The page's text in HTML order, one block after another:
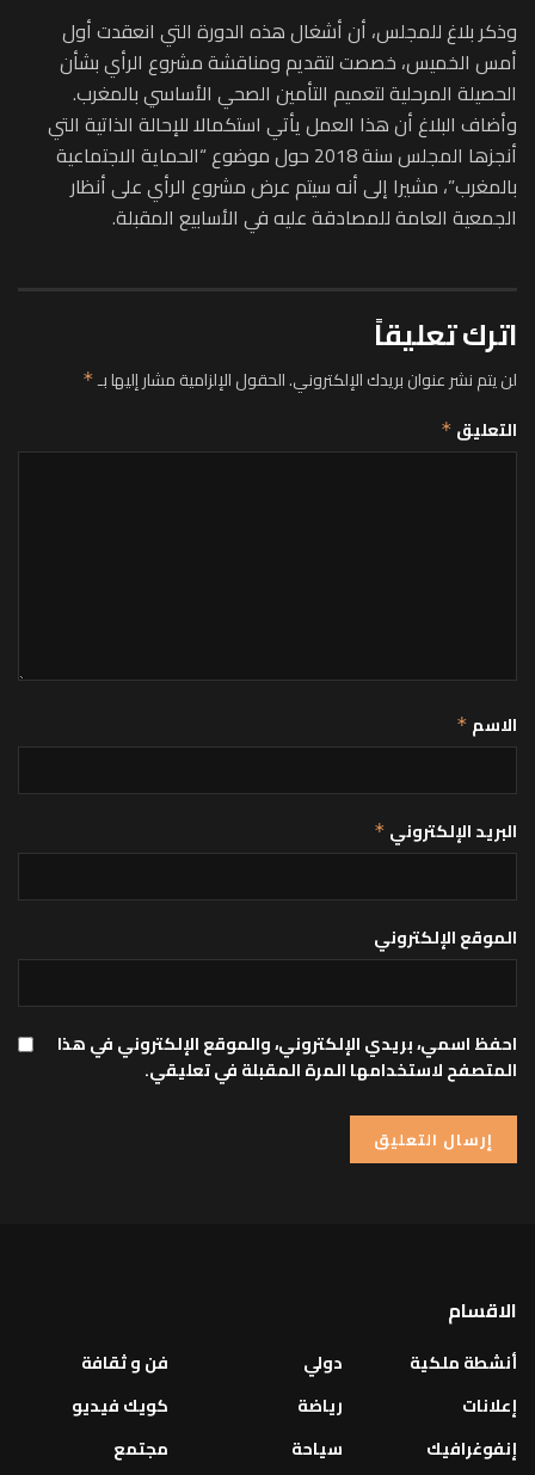
وذكر بلاغ للمجلس، أن أشغال هذه الدورة التي انعقدت أول
أمس الخميس، خصصت لتقديم ومناقشة مشروع الرأي بشأن
الحصيلة المرحلية لتعميم التأمين الصحي الأساسي بالمغرب.
وأضاف البلاغ أن هذا العمل يأتي استكمالا للإحالة الذاتية التي
أنجزها المجلس سنة 2018 حول موضوع “الحماية الاجتماعية
بالمغرب”، مشيرا إلى أنه سيتم عرض مشروع الرأي على أنظار
الجمعية العامة للمصادقة عليه في الأسابيع المقبلة.
اترك تعليقاً
لن يتم نشر عنوان بريدك الإلكتروني.الحقول الإلزامية مشار إليها بـ*
التعليق *
الاسم *
البريد الإلكتروني *
الموقع الإلكتروني
احفظ اسمي، بريدي الإلكتروني، والموقع الإلكتروني في هذا
المتصفح لاستخدامها المرة المقبلة في تعليقي.
الاقسام
أنشطة ملكية
إعلانات
إنفوغرافيك
دولي
رياضة
سياحة
فن و ثقافة
كويك فيديو
مجتمع